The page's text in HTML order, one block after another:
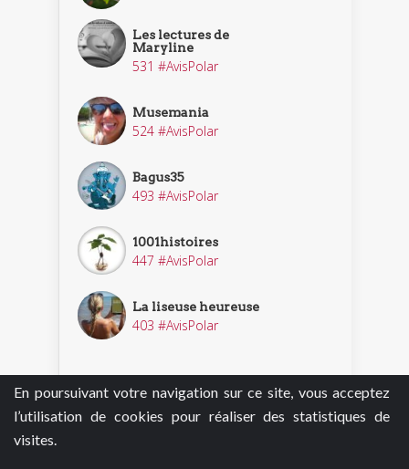
En poursuivant votre navigation sur ce site, vous acceptez
l’utilisation de cookies pour réaliser des statistiques de
visites.
Les lectures de
Maryline
531 #AvisPolar
Musemania
524 #AvisPolar
Bagus35
493 #AvisPolar
1001histoires
447 #AvisPolar
La liseuse heureuse
403 #AvisPolar
Découvrir nos enquêteurs